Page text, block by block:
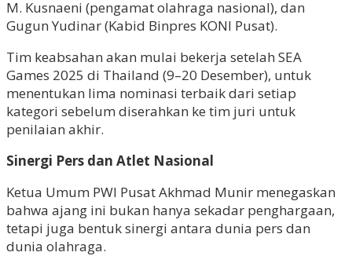
M. Kusnaeni (pengamat olahraga nasional), dan
Gugun Yudinar (Kabid Binpres KONI Pusat).
Tim keabsahan akan mulai bekerja setelah SEA
Games 2025 di Thailand (9–20 Desember), untuk
menentukan lima nominasi terbaik dari setiap
kategori sebelum diserahkan ke tim juri untuk
penilaian akhir.
Sinergi Pers dan Atlet Nasional
Ketua Umum PWI Pusat Akhmad Munir menegaskan
bahwa ajang ini bukan hanya sekadar penghargaan,
tetapi juga bentuk sinergi antara dunia pers dan
dunia olahraga.